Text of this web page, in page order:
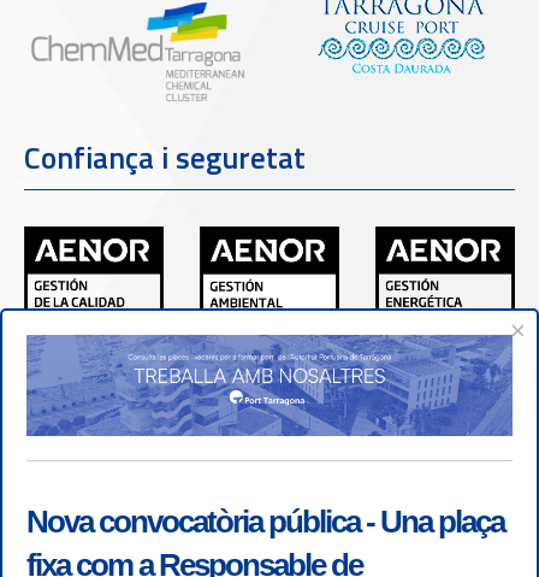
Confiança i seguretat
×
Nova convocatòria pública - Una plaça
fixa com a Responsable de